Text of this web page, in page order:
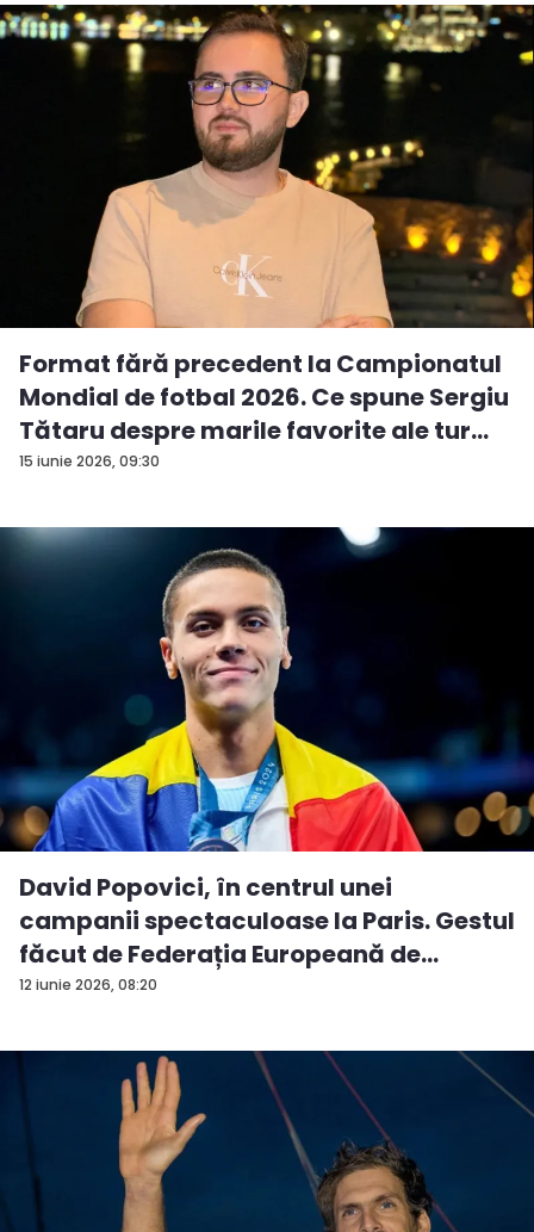
15 iunie 2026, 09:30
Format fără precedent la Campionatul
Mondial de fotbal 2026. Ce spune Sergiu
Tătaru despre marile favorite ale tur...
12 iunie 2026, 08:20
David Popovici, în centrul unei
campanii spectaculoase la Paris. Gestul
făcut de Federația Europeană de
Natați...